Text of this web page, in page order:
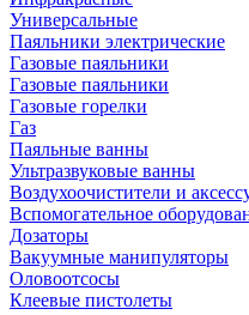
Универсальные
Паяльники электрические
Газовые паяльники
Газовые паяльники
Газовые горелки
Газ
Паяльные ванны
Ультразвуковые ванны
Воздухоочистители и
Вспомогательное
Дозаторы
Вакуумные манипуляторы
Оловоотсосы
Клеевые пистолеты